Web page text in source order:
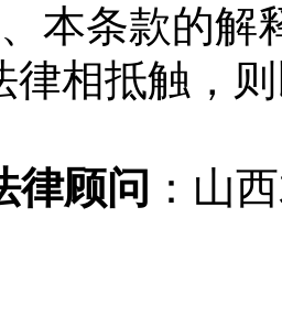
条款的解释
律相抵触，
律顾问 ：山